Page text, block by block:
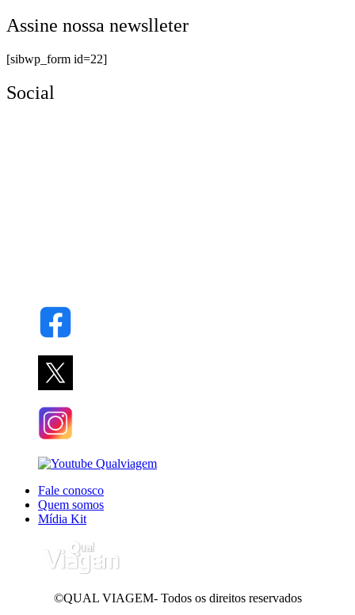
Assine nossa newslleter
[sibwp_form id=22]
Social
Fale conosco
Quem somos
Mídia Kit
©QUAL VIAGEM- Todos os direitos reservados